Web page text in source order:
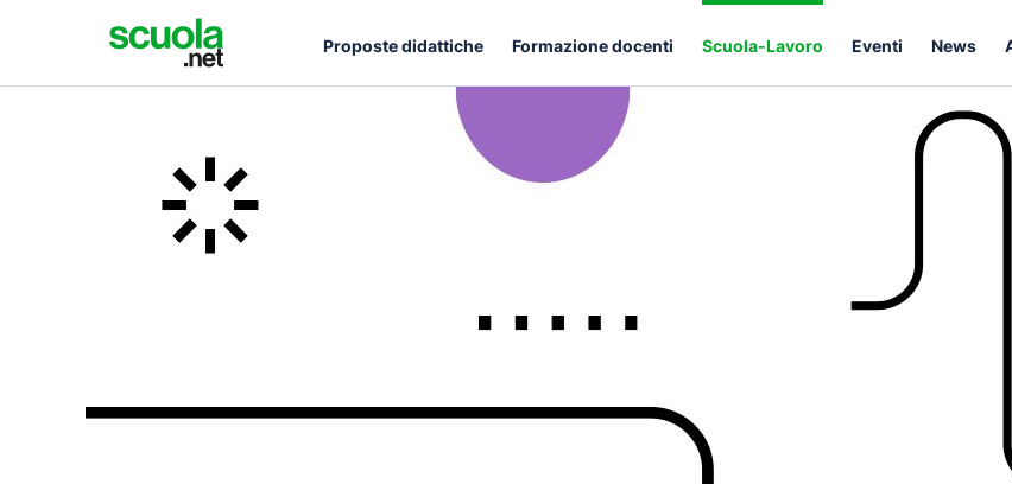
Proposte didattiche Formazione docenti Scuola-Lavoro Eventi News